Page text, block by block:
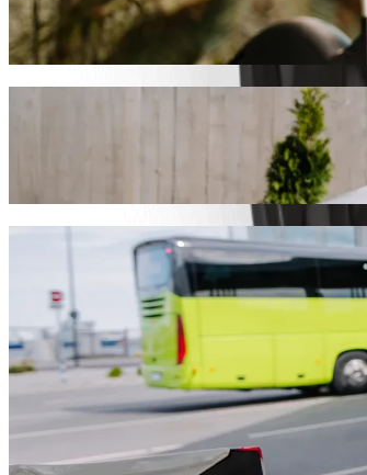
გადაადგილდი Mthatha-ში სკუტერით ან
გადმოწერე Bolt
გადაადგილდი Shell Ultra
ჩვენ რეკომენდაციას ვუწევთ Bolt-ის
დაახლოებით 16 წთ გაგრძელდება და
Bolt სერვისები Shell Ultra
ბევრი ბარგი გაქვს? შეუკვეთე XL
გჭირდებათ გამორჩეული მგზავრობა?
ბავშვებთან ერთად მგზავრობ?
შინაური ცხოველი გყავს თან? სცადე
Assist კატეგორია ადაპტირებულია
ისიამოვნე კომფორტული